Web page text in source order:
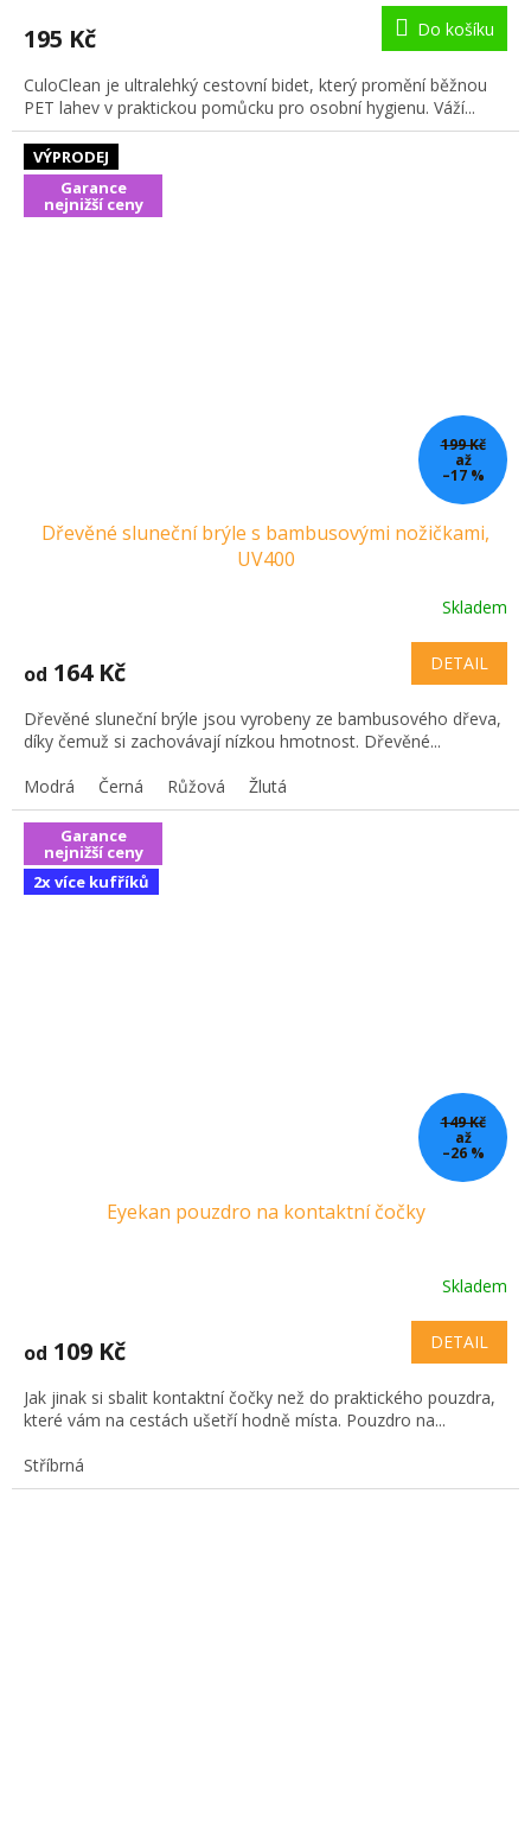
195 Kč Do košíku
CuloClean je ultralehký cestovní bidet, který promění běžnou
PET lahev v praktickou pomůcku pro osobní hygienu. Váží...
VÝPRODEJ
Garance
nejnižší ceny
199 Kč
až
–17 %
Dřevěné sluneční brýle s bambusovými nožičkami,
UV400
Skladem
od 164 Kč DETAIL
Dřevěné sluneční brýle jsou vyrobeny ze bambusového dřeva,
díky čemuž si zachovávají nízkou hmotnost. Dřevěné...
Modrá
Černá Růžová Žlutá
Garance
nejnižší ceny
2x více kufříků
149 Kč
až
–26 %
Eyekan pouzdro na kontaktní čočky
Skladem
od 109 Kč DETAIL
Jak jinak si sbalit kontaktní čočky než do praktického pouzdra,
které vám na cestách ušetří hodně místa. Pouzdro na...
Stříbrná